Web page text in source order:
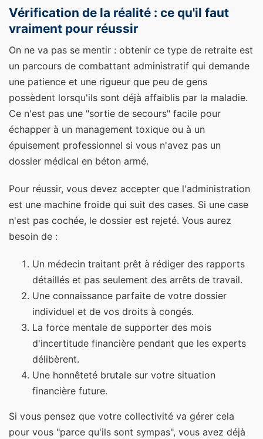
Vérification de la réalité : ce qu'il faut
vraiment pour réussir
On ne va pas se mentir : obtenir ce type de retraite est
un parcours de combattant administratif qui demande
une patience et une rigueur que peu de gens
possèdent lorsqu'ils sont déjà affaiblis par la maladie.
Ce n'est pas une "sortie de secours" facile pour
échapper à un management toxique ou à un
épuisement professionnel si vous n'avez pas un
dossier médical en béton armé.
Pour réussir, vous devez accepter que l'administration
est une machine froide qui suit des cases. Si une case
n'est pas cochée, le dossier est rejeté. Vous aurez
besoin de :
Un médecin traitant prêt à rédiger des rapports
détaillés et pas seulement des arrêts de travail.
Une connaissance parfaite de votre dossier
individuel et de vos droits à congés.
La force mentale de supporter des mois
d'incertitude financière pendant que les experts
délibèrent.
Une honnêteté brutale sur votre situation
financière future.
Si vous pensez que votre collectivité va gérer cela
pour vous "parce qu'ils sont sympas", vous avez déjà